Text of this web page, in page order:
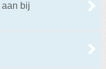
bij